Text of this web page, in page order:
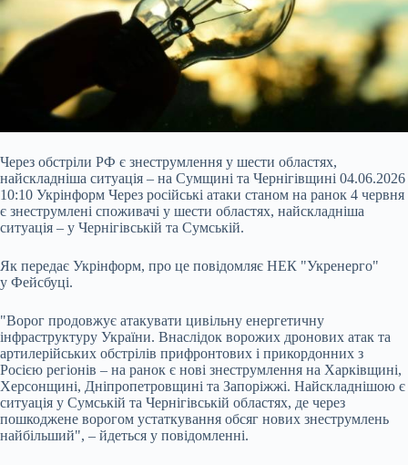
Через обстріли РФ є знеструмлення у шести областях,
найскладніша ситуація – на Сумщині та Чернігівщині 04.06.2026
10:10 Укрінформ Через російські атаки станом на ранок 4 червня
є знеструмлені споживачі у шести областях, найскладніша
ситуація – у Чернігівській та Сумській.
Як передає Укрінформ, про це повідомляє НЕК "Укренерго"
у Фейсбуці.
"Ворог продовжує атакувати цивільну енергетичну
інфраструктуру України. Внаслідок ворожих дронових атак та
артилерійських обстрілів прифронтових і прикордонних з
Росією регіонів – на ранок є нові знеструмлення на Харківщині,
Херсонщині, Дніпропетровщині та Запоріжжі. Найскладнішою є
ситуація у Сумській та Чернігівській областях, де через
пошкоджене ворогом устаткування обсяг нових знеструмлень
найбільший", – йдеться у повідомленні.